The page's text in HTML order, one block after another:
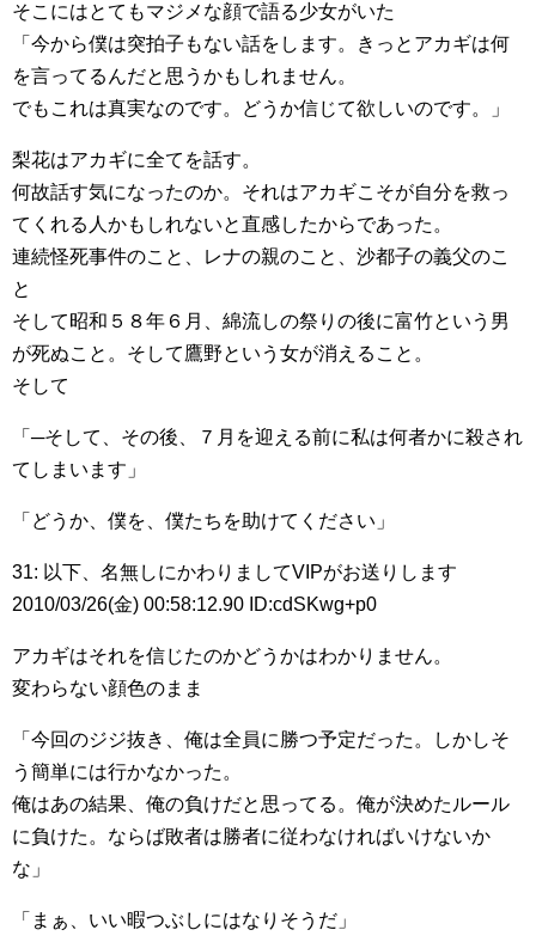
そこにはとてもマジメな顔で語る少女がいた
「今から僕は突拍子もない話をします。きっとアカギは何
を言ってるんだと思うかもしれません。
でもこれは真実なのです。どうか信じて欲しいのです。」
梨花はアカギに全てを話す。
何故話す気になったのか。それはアカギこそが自分を救っ
てくれる人かもしれないと直感したからであった。
連続怪死事件のこと、レナの親のこと、沙都子の義父のこ
と
そして昭和５８年６月、綿流しの祭りの後に富竹という男
が死ぬこと。そして鷹野という女が消えること。
そして
「─そして、その後、７月を迎える前に私は何者かに殺され
てしまいます」
「どうか、僕を、僕たちを助けてください」
31: 以下、名無しにかわりましてVIPがお送りします
2010/03/26(金) 00:58:12.90 ID:cdSKwg+p0
アカギはそれを信じたのかどうかはわかりません。
変わらない顔色のまま
「今回のジジ抜き、俺は全員に勝つ予定だった。しかしそ
う簡単には行かなかった。
俺はあの結果、俺の負けだと思ってる。俺が決めたルール
に負けた。ならば敗者は勝者に従わなければいけないか
な」
「まぁ、いい暇つぶしにはなりそうだ」